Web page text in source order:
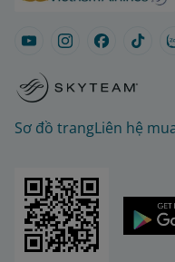
Sơ đồ trangLiên hệ